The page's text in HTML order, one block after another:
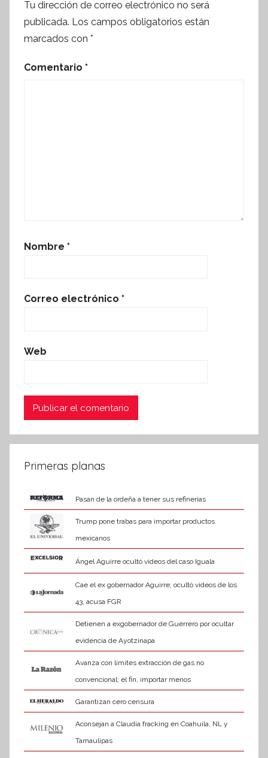
Tu dirección de correo electrónico no será
publicada. Los campos obligatorios están
marcados con *
Comentario *
Nombre *
Correo electrónico *
Web
Primeras planas
Pasan de la ordeña a tener sus refinerías
Trump pone trabas para importar productos
mexicanos
Ángel Aguirre ocultó videos del caso Iguala
Cae el ex gobernador Aguirre; ocultó videos de los
43, acusa FGR
Detienen a exgobernador de Guerrero por ocultar
evidencia de Ayotzinapa
Avanza con límites extracción de gas no
convencional; el fin, importar menos
Garantizan cero censura
Aconsejan a Claudia fracking en Coahuila, NL y
Tamaulipas